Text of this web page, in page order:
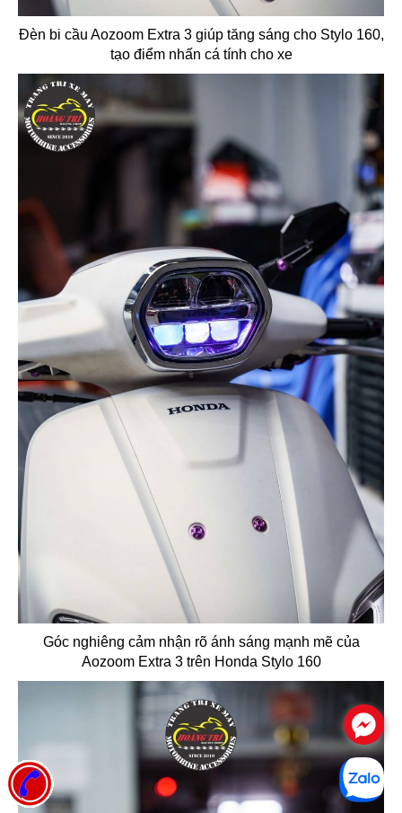
Đèn bi cầu Aozoom Extra 3 giúp tăng sáng cho Stylo 160,
tạo điểm nhấn cá tính cho xe
Góc nghiêng cảm nhận rõ ánh sáng mạnh mẽ của
Aozoom Extra 3 trên Honda Stylo 160
.